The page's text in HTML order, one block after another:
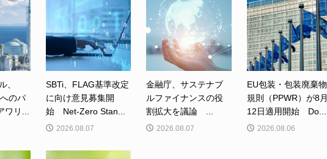
、
のパ
リ...
SBTi、FLAG基準改定
に向け意見募集開
始 Net-Zero Stan...
2026.08.07
金融庁、サステナブ
ルファイナンスの役
割拡大を議論 ...
2026.08.07
EU包装・包装廃棄物
規則（PPWR）が8月
12日適用開始 Do...
2026.08.06